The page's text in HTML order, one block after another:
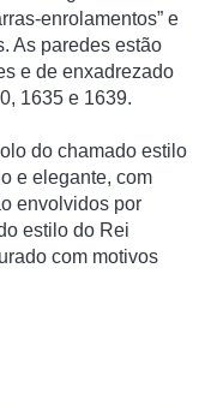
enrolamentos” e
As paredes estão
e de enxadrezado
1635 e 1639.
do chamado estilo
e elegante, com
envolvidos por
estilo do Rei
com motivos